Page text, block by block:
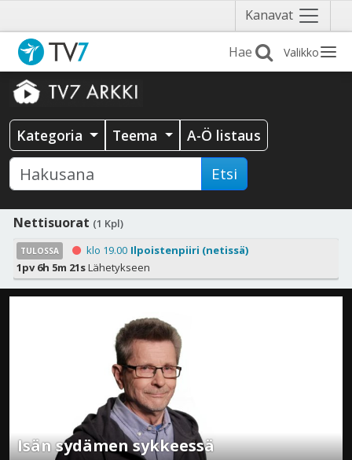
Kanavat Näytä
valikko
Valikko
Kategoria Teema A-Ö listaus
Etsi
Nettisuorat (1 Kpl)
TULOSSA klo 19.00 Ilpoistenpiiri (netissä)
1pv 6h 5m 21sLähetykseen
Isän sydämen sykkeessä